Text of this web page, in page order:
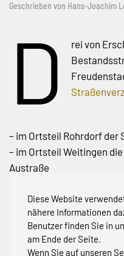
Diese Website
nähere Informationen
Benutzer finden Sie in
am Ende der Seite.
Wenn Sie auf unseren
Geschrieben von Hans-Joachim
D
rei von
– im Ortsteil Rohrdorf der
– im Ortsteil Weitingen
Austraße
In der Kreisstadt
betroffen. Sie wurde